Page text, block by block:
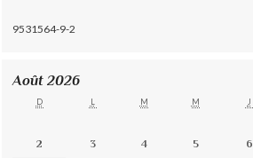
9531564-9-2
Août 2026
D L M M J
2
3 4 5 6